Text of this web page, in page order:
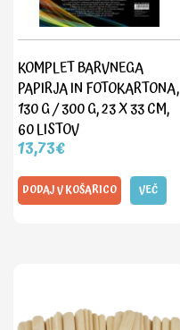
KOMPLET BARVNEGA
PAPIRJA IN FOTOKARTONA,
130 G / 300 G, 23 X 33 CM,
60 LISTOV
13,73€
DODAJ V KOŠARICO VEČ